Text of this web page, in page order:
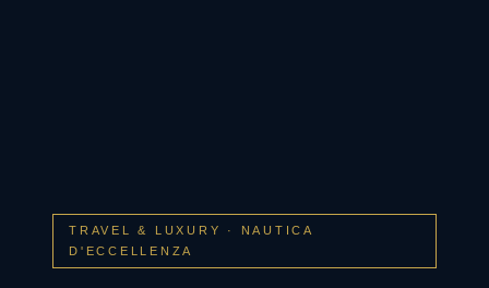
TRAVEL & LUXURY · NAUTICA
D'ECCELLENZA